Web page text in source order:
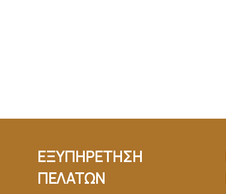
ΕΞΥΠΗΡΕΤΗΣΗ
ΠΕΛΑΤΩΝ